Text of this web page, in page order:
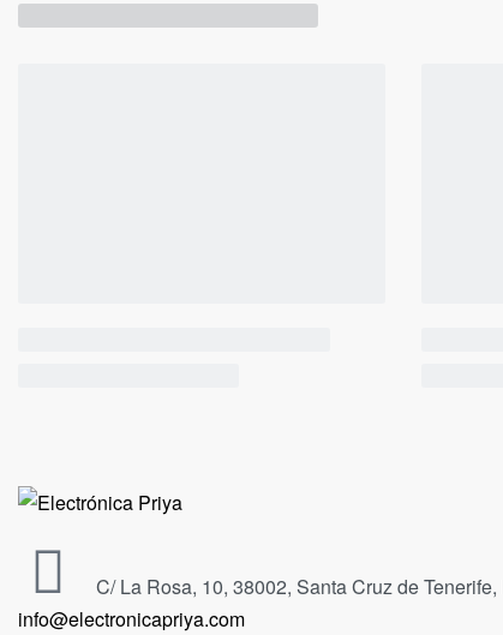
C/ La Rosa, 10, 38002, Santa Cruz de
info@electronicapriya.com